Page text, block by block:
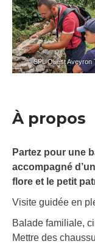
– © SPL Ouest Aveyron
À propos
Partez pour une
accompagné
flore et le petit
Visite guidée en
Balade familiale,
Mettre des